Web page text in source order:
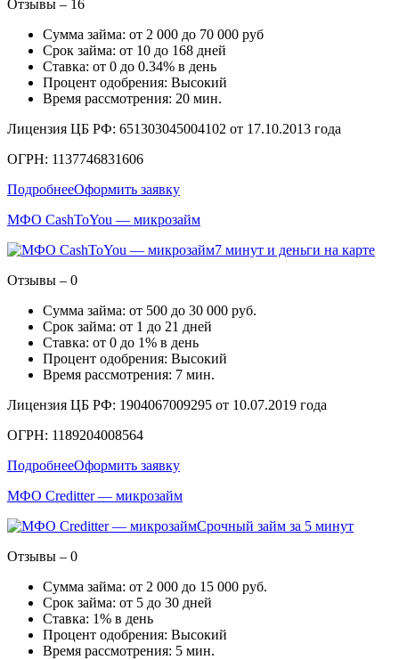
Отзывы – 16
Сумма займа: от 2 000 до 70 000 руб
Срок займа: от 10 до 168 дней
Ставка: от 0 до 0.34% в день
Процент одобрения: Высокий
Время рассмотрения: 20 мин.
Лицензия ЦБ РФ: 651303045004102 от 17.10.2013 года
ОГРН: 1137746831606
ПодробнееОформить заявку
МФО CashToYou — микрозайм
7 минут и деньги на карте
Отзывы – 0
Сумма займа: от 500 до 30 000 руб.
Срок займа: от 1 до 21 дней
Ставка: от 0 до 1% в день
Процент одобрения: Высокий
Время рассмотрения: 7 мин.
Лицензия ЦБ РФ: 1904067009295 от 10.07.2019 года
ОГРН: 1189204008564
ПодробнееОформить заявку
МФО Creditter — микрозайм
Срочный займ за 5 минут
Отзывы – 0
Сумма займа: от 2 000 до 15 000 руб.
Срок займа: от 5 до 30 дней
Ставка: 1% в день
Процент одобрения: Высокий
Время рассмотрения: 5 мин.